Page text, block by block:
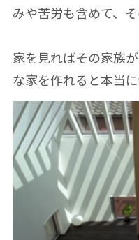
みや苦労も含めて、
家を見ればその家族
な家を作れると本当に